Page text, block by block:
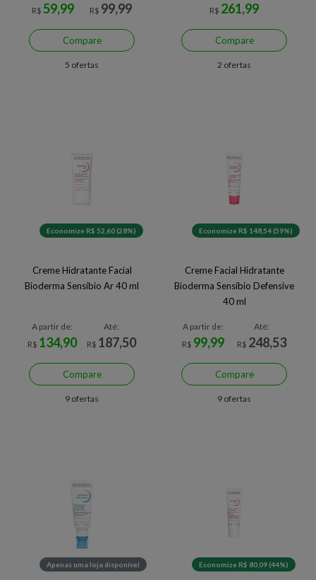
R$59,99
R$ 99,99
Compare
5 ofertas
R$ 261,99
Compare
2 ofertas
Economize R$ 52,60 (28%)
Creme Hidratante Facial
Bioderma Sensibio Ar 40 ml
A partir de:
R$ 134,90
Até:
R$ 187,50
Compare
9 ofertas
Economize R$ 148,54 (59%)
Creme Facial Hidratante
Bioderma Sensibio Defensive
40 ml
A partir de:
R$ 99,99
Até:
R$ 248,53
Compare
9 ofertas
Apenas uma loja disponível Economize R$ 80,09 (44%)